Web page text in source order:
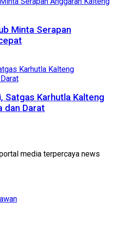
Minta Serapan
Karhutla Kalteng
dan Darat
media terpercaya news